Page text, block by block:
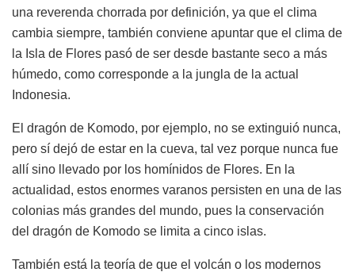
una reverenda chorrada por definición, ya que el clima
cambia siempre, también conviene apuntar que el clima de
la Isla de Flores pasó de ser desde bastante seco a más
húmedo, como corresponde a la jungla de la actual
Indonesia.
El dragón de Komodo, por ejemplo, no se extinguió nunca,
pero sí dejó de estar en la cueva, tal vez porque nunca fue
allí sino llevado por los homínidos de Flores. En la
actualidad, estos enormes varanos persisten en una de las
colonias más grandes del mundo, pues la conservación
del dragón de Komodo se limita a cinco islas.
También está la teoría de que el volcán o los modernos